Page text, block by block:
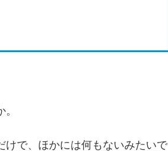
けで、ほかには何もないみたいで